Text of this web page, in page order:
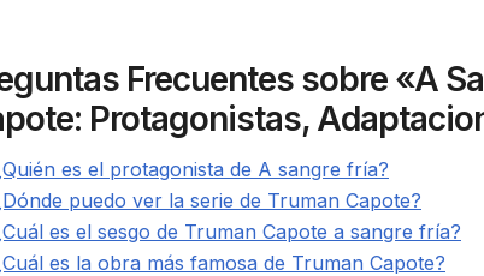
Frecuentes sobre «A
Protagonistas,
es el protagonista de A sangre fría?
puedo ver la serie de Truman Capote?
es el sesgo de Truman Capote a sangre fría?
es la obra más famosa de Truman Capote?